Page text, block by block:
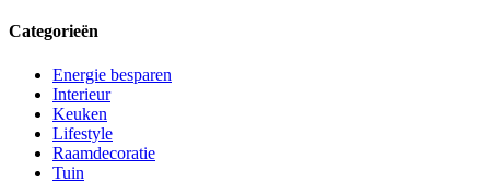
Categorieën
Energie besparen
Interieur
Keuken
Lifestyle
Raamdecoratie
Tuin